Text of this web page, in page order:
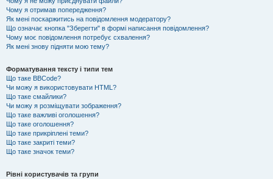
Чому я отримав попередження?
Як мені поскаржитись на повідомлення модератору?
Що означає кнопка "Зберегти" в формі написання повідомлення?
Чому моє повідомлення потребує схвалення?
Як мені знову підняти мою тему?
Форматування тексту і типи тем
Що таке BBCode?
Чи можу я використовувати HTML?
Що таке смайлики?
Чи можу я розміщувати зображення?
Що таке важливі оголошення?
Що таке оголошення?
Що таке прикріплені теми?
Що таке закриті теми?
Що таке значок теми?
Рівні користувачів та групи